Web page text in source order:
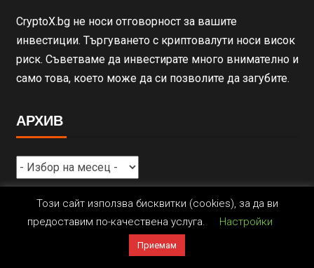
CryptoX.bg не носи отговорност за вашите
инвестиции. Търгуването с криптовалути носи висок
риск. Съветваме да инвестирате много внимателно и
само това, което може да си позволите да загубите.
АРХИВ
Copyright © All rights reserved.|
Този сайт използва бисквитки (cookies), за да ви
предоставим по-качествена услуга.
Настройки
Приемам